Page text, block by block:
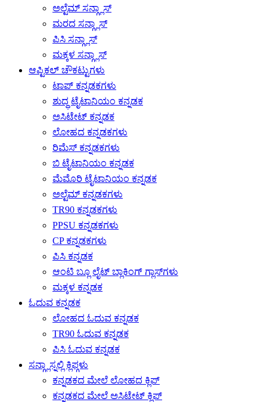
ಅಲ್ಟೆಮ್ ಸನ್ಗ್ಲಾಸ್
ಮರದ ಸನ್ಗ್ಲಾಸ್
ಪಿಸಿ ಸನ್ಗ್ಲಾಸ್
ಮಕ್ಕಳ ಸನ್ಗ್ಲಾಸ್
ಆಪ್ಟಿಕಲ್ ಚೌಕಟ್ಟುಗಳು
ಟಾಪ್ ಕನ್ನಡಕಗಳು
ಶುದ್ಧ ಟೈಟಾನಿಯಂ ಕನ್ನಡಕ
ಅಸಿಟೇಟ್ ಕನ್ನಡಕ
ಲೋಹದ ಕನ್ನಡಕಗಳು
ರಿಮೆಸ್ ಕನ್ನಡಕಗಳು
ಬಿ ಟೈಟಾನಿಯಂ ಕನ್ನಡಕ
ಮೆಮೊರಿ ಟೈಟಾನಿಯಂ ಕನ್ನಡಕ
ಅಲ್ಟೆಮ್ ಕನ್ನಡಕಗಳು
TR90 ಕನ್ನಡಕಗಳು
PPSU ಕನ್ನಡಕಗಳು
CP ಕನ್ನಡಕಗಳು
ಪಿಸಿ ಕನ್ನಡಕ
ಆಂಟಿ ಬ್ಲೂ ಲೈಟ್ ಬ್ಲಾಕಿಂಗ್ ಗ್ಲಾಸ್‌ಗಳು
ಮಕ್ಕಳ ಕನ್ನಡಕ
ಓದುವ ಕನ್ನಡಕ
ಲೋಹದ ಓದುವ ಕನ್ನಡಕ
TR90 ಓದುವ ಕನ್ನಡಕ
ಪಿಸಿ ಓದುವ ಕನ್ನಡಕ
ಸನ್ಗ್ಲಾಸ್ನಲ್ಲಿ ಕ್ಲಿಪ್ಗಳು
ಕನ್ನಡಕದ ಮೇಲೆ ಲೋಹದ ಕ್ಲಿಪ್
ಕನ್ನಡಕದ ಮೇಲೆ ಅಸಿಟೇಟ್ ಕ್ಲಿಪ್